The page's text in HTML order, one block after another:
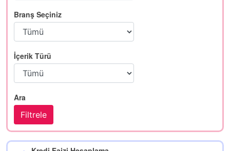
Branş Seçiniz
İçerik Türü
Ara